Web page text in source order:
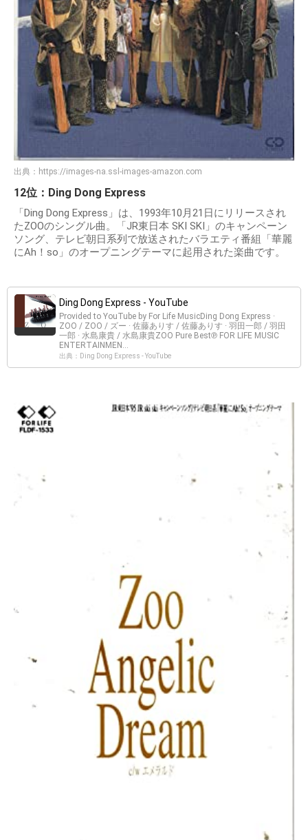
出典： https://images-na.ssl-images-amazon.com
12位：Ding Dong Express
「Ding Dong Express」は、1993年10月21日にリリースされ
たZOOのシングル曲。「JR東日本 SKI SKI」のキャンペーン
ソング、テレビ朝日系列で放送されたバラエティ番組「華麗
にAh！so」のオープニングテーマに起用された楽曲です。
Ding Dong Express - YouTube
Provided to YouTube by For Life MusicDing Dong Express ·
ZOO / ZOO / ズー · 佐藤ありす / 佐藤ありす · 羽田一郎 / 羽田
一郎 · 水島康貴 / 水島康貴ZOO Pure Best℗ FOR LIFE MUSIC
ENTERTAINMEN...
出典：Ding Dong Express - YouTube